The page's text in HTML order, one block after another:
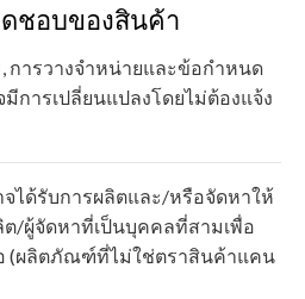
ชอบของสินค้า
การวางจำหน่ายและข้อกำหนด
การเปลี่ยนแปลงโดยไม่ต้องแจ้ง
ได้รับการผลิตและ/หรือจัดหาให้
/ผู้จัดหาที่เป็นบุคคลที่สามเพื่อ
(ผลิตภัณฑ์ที่ไม่ใช่ตราสินค้าแคน